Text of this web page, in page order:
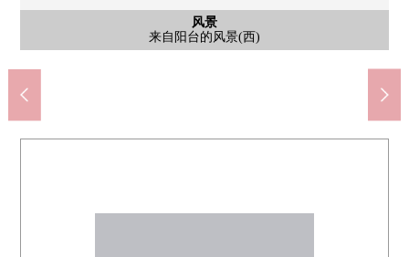
风景
来自阳台的风景(西)
外观
沿着松屋街道位于的一套公寓房间的个人所有权。
客厅
※是VR合成虚拟家具之后的照片。买卖对象不包括室内的家具、
供给类。
客厅
宽敞的约15.2张塌塌米生活※家具消shio在虚拟是给予的照片。
洗脸
洗脸室
厕所
厕所
西式房间
西式房间(约7.7张塌塌米)
西式房间
门口立刻的宽敞的西式房间(约7.7张塌塌米)
西式房间
西式房间(约5.2张塌塌米)
阳台
阳台
阳台
阳台
门口
住戸的独立感觉有的玄关空间
门口
有鞋柜和外表被整理的全身镜子。
入口
种植被整理的入口
入口
地上14层的地下1楼的Mansion
入口
有防盗门，安全面也放心。
其他当地
行李能在整个外出里收到的智能快递柜
停车场
停车场
其他当地
自行车停放处
外观
外观
THE Kitahama PLAZA(约700m)
步行9分钟。
京阪City商城(约850m)
步行11分钟。
LIFE天神桥商店(约250m)
步行4分钟。
Koyo内本町商店(约500m)
步行7分钟。
全家便利店本町桥商店(约120m)
步行2分钟。
在7-Eleven大阪大公司桥的前面的商店(约270m)
步行4分钟。
杉药房瓦町1丁目商店(约550m)
步行7分钟。
大阪高丽桥邮局(约180m)
步行3分钟。
中大江公园(约250m)
步行4分钟。